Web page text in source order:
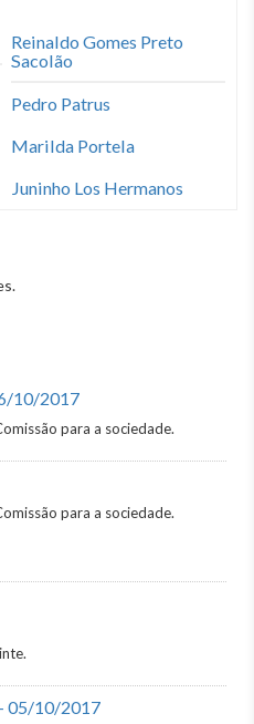
Reinaldo Gomes Preto
Sacolão
Pedro Patrus
Marilda Portela
Juninho Los Hermanos
10/2017
para a sociedade.
para a sociedade.
05/10/2017